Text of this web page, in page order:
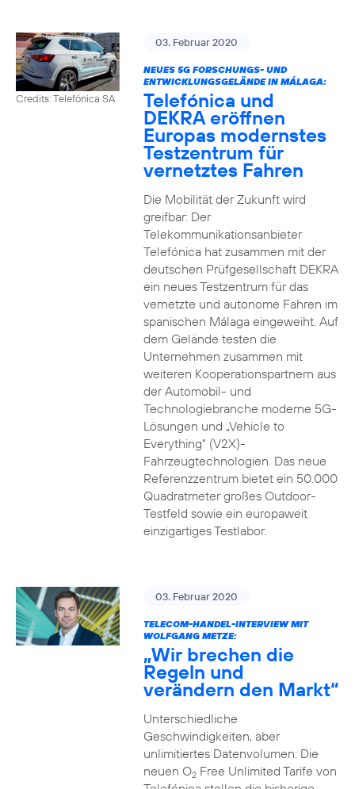
Credits: Telefónica SA
03. Februar 2020
NEUES 5G FORSCHUNGS- UND
ENTWICKLUNGSGELÄNDE IN MÁLAGA:
Telefónica und
DEKRA eröffnen
Europas modernstes
Testzentrum für
vernetztes Fahren
Die Mobilität der Zukunft wird
greifbar: Der
Telekommunikationsanbieter
Telefónica hat zusammen mit der
deutschen Prüfgesellschaft DEKRA
ein neues Testzentrum für das
vernetzte und autonome Fahren im
spanischen Málaga eingeweiht. Auf
dem Gelände testen die
Unternehmen zusammen mit
weiteren Kooperationspartnern aus
der Automobil- und
Technologiebranche moderne 5G-
Lösungen und „Vehicle to
Everything“ (V2X)-
Fahrzeugtechnologien. Das neue
Referenzzentrum bietet ein 50.000
Quadratmeter großes Outdoor-
Testfeld sowie ein europaweit
einzigartiges Testlabor.
03. Februar 2020
TELECOM-HANDEL-INTERVIEW MIT
WOLFGANG METZE:
„Wir brechen die
Regeln und
verändern den Markt“
Unterschiedliche
Geschwindigkeiten, aber
unlimitiertes Datenvolumen: Die
neuen O2Free Unlimited Tarife von